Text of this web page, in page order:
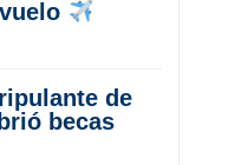
de
becas